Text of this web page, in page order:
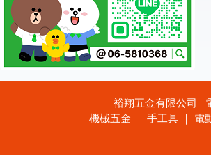
裕翔五金有限公司
機械五金 ｜ 手工具 ｜ 電